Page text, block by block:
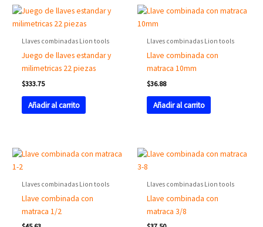
Llaves combinadas Lion tools
Juego de llaves estandar y
milimetricas 22 piezas
$333.75
Añadir al carrito
Llaves combinadas Lion tools
Llave combinada con
matraca 10mm
$36.88
Añadir al carrito
Llaves combinadas Lion tools
Llave combinada con
matraca 1/2
Llaves combinadas Lion tools
Llave combinada con
matraca 3/8